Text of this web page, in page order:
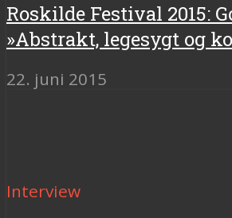
Roskilde Festival 2015:
»Abstrakt, legesygt og
22. juni 2015
Interview